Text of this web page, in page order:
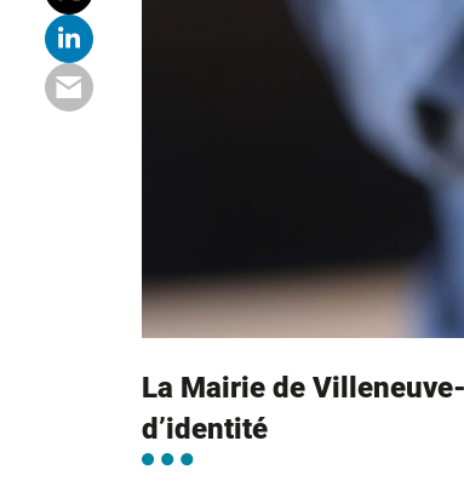
La Mairie de
d’identité